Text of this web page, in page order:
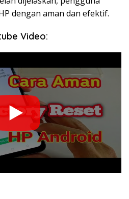
dengan aman dan efektif.
Video: